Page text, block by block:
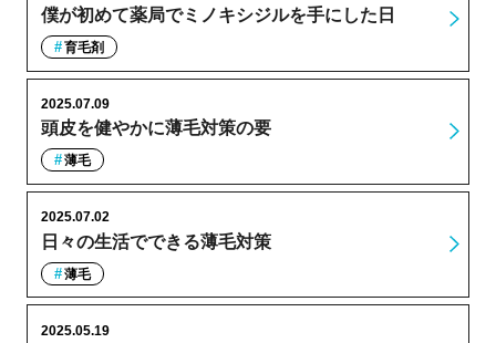
僕が初めて薬局でミノキシジルを手にした日
育毛剤
頭皮を健やかに薄毛対策の要
2025.07.09
薄毛
日々の生活でできる薄毛対策
2025.07.02
薄毛
2025.05.19